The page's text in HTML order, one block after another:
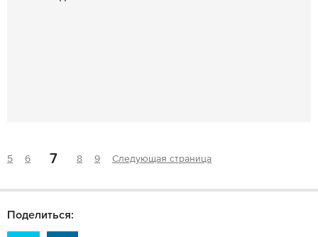
5 6 7 8 9 Следующая страница
Поделиться: